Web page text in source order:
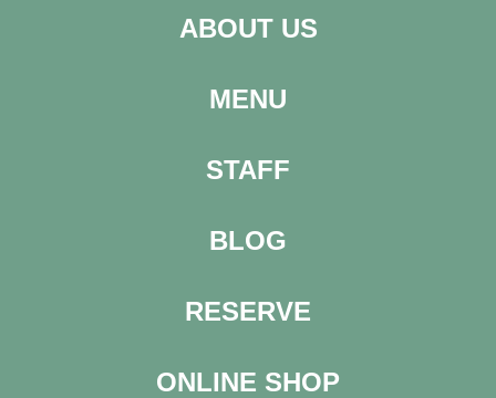
ABOUT US
MENU
STAFF
BLOG
RESERVE
ONLINE SHOP